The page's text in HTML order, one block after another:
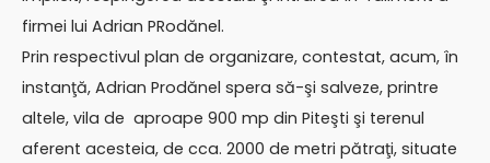
firmei lui Adrian PRodănel.
Prin respectivul plan de organizare, contestat, acum, în
instanţă, Adrian Prodănel spera să-şi salveze, printre
altele, vila de aproape 900 mp din Piteşti şi terenul
aferent acesteia, de cca. 2000 de metri pătraţi, situate